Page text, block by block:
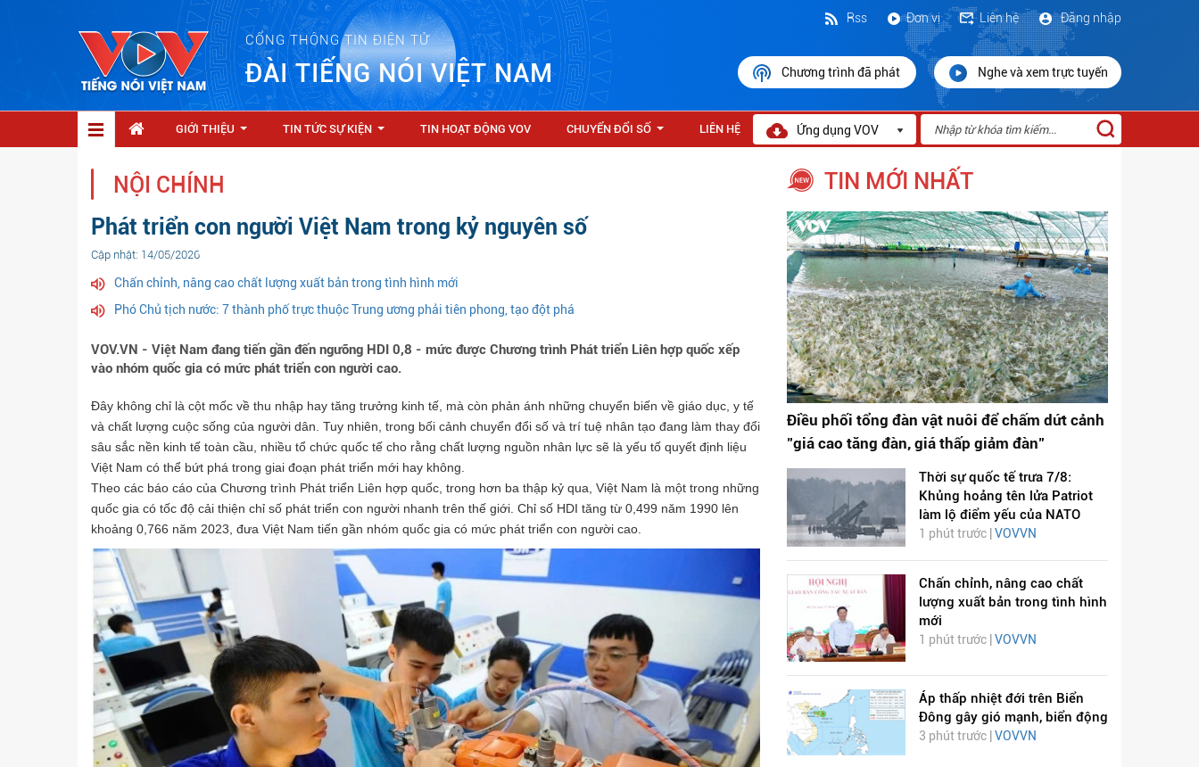
CỔNG THÔNG TIN ĐIỆN TỬ
ĐÀI TIẾNG NÓI VIỆT NAM
Đăng nhập
Liên hệ
Đơn vị
Rss
Chương trình đã phát Nghe và xem trực tuyến
GIỚI THIỆU TIN TỨC SỰ KIỆN TIN HOẠT ĐỘNG VOV CHUYỂN ĐỔI SỐ LIÊN HỆ Ứng dụng VOV
NỘI CHÍNH
Phát triển con người Việt Nam trong kỷ nguyên số
Cập nhật: 14/05/2026
Chấn chỉnh, nâng cao chất lượng xuất bản trong tình hình mới
Phó Chủ tịch nước: 7 thành phố trực thuộc Trung ương phải tiên phong, tạo đột phá
VOV.VN - Việt Nam đang tiến gần đến ngưỡng HDI 0,8 - mức được Chương trình Phát triển Liên hợp quốc xếp
vào nhóm quốc gia có mức phát triển con người cao.
Đây không chỉ là cột mốc về thu nhập hay tăng trưởng kinh tế, mà còn phản ánh những chuyển biến về giáo dục, y tế
và chất lượng cuộc sống của người dân. Tuy nhiên, trong bối cảnh chuyển đổi số và trí tuệ nhân tạo đang làm thay đổi
sâu sắc nền kinh tế toàn cầu, nhiều tổ chức quốc tế cho rằng chất lượng nguồn nhân lực sẽ là yếu tố quyết định liệu
Việt Nam có thể bứt phá trong giai đoạn phát triển mới hay không.
Theo các báo cáo của Chương trình Phát triển Liên hợp quốc, trong hơn ba thập kỷ qua, Việt Nam là một trong những
quốc gia có tốc độ cải thiện chỉ số phát triển con người nhanh trên thế giới. Chỉ số HDI tăng từ 0,499 năm 1990 lên
khoảng 0,766 năm 2023, đưa Việt Nam tiến gần nhóm quốc gia có mức phát triển con người cao.
TIN MỚI NHẤT
Điều phối tổng đàn vật nuôi để chấm dứt cảnh
"giá cao tăng đàn, giá thấp giảm đàn"
Thời sự quốc tế trưa 7/8:
Khủng hoảng tên lửa Patriot
làm lộ điểm yếu của NATO
1 phút trước | VOVVN
Chấn chỉnh, nâng cao chất
lượng xuất bản trong tình hình
mới
1 phút trước | VOVVN
Áp thấp nhiệt đới trên Biển
Đông gây gió mạnh, biển động
3 phút trước | VOVVN